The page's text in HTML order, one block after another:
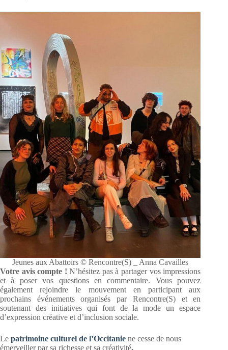
Jeunes aux Abattoirs © Rencontre(S) _ Anna Cavailles
Votre avis compte ! N’hésitez pas à partager vos impressions
et à poser vos questions en commentaire. Vous pouvez
également rejoindre le mouvement en participant aux
prochains événements organisés par Rencontre(S) et en
soutenant des initiatives qui font de la mode un espace
d’expression créative et d’inclusion sociale.
Le patrimoine culturel de l’Occitanie ne cesse de nous
émerveiller par sa richesse et sa créativité.